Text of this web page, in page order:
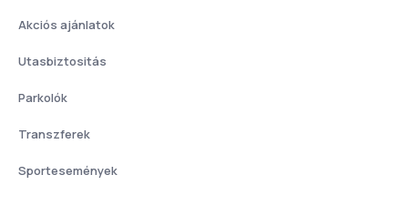
Akciós ajánlatok
Utasbiztositás
Parkolók
Transzferek
Sportesemények